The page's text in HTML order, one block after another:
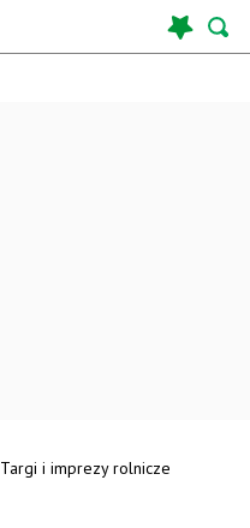
Targi i imprezy rolnicze